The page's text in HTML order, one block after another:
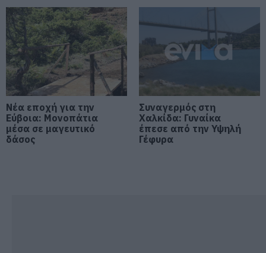
Πασίγνωστο κοσμηματοπωλείο
έπιασε φωτιά στην Εύβοια
06.08.2026 | 14:45
Απόψε πάμε όλοι στα Άνω Στύρα
της Εύβοιας!
06.08.2026 | 14:30
Νέα εποχή για την
Εύβοια: Μονοπάτια
μέσα σε μαγευτικό
δάσος
Συναγερμός στη
Χαλκίδα: Γυναίκα
έπεσε από την Υψηλή
Γέφυρα